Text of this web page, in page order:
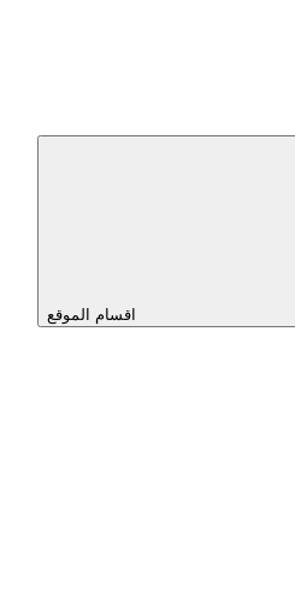
اقسام الموقع